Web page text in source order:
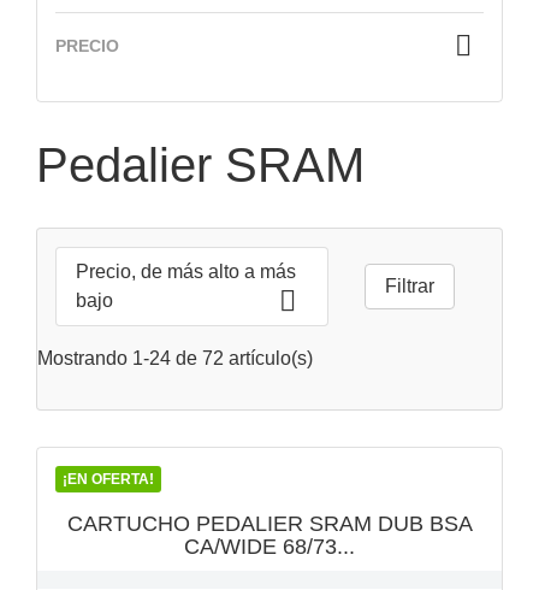
PRECIO 
Pedalier SRAM
Precio, de más alto a más
bajo
 Filtrar
Mostrando 1-24 de 72 artículo(s)
¡EN OFERTA!
VISTA RÁPIDA
CARTUCHO PEDALIER SRAM DUB BSA
CA/WIDE 68/73...